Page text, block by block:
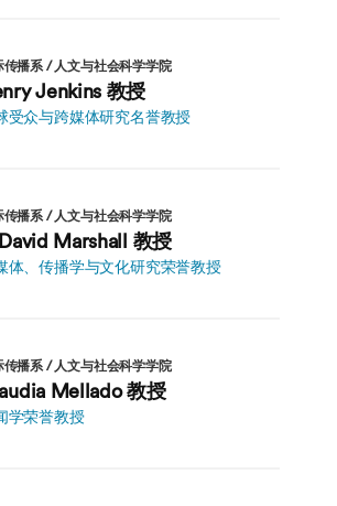
传播系 / 人文与社会科学学院
Jenkins 教授
受众与跨媒体研究名誉教授
传播系 / 人文与社会科学学院
David Marshall 教授
体、传播学与文化研究荣誉教授
传播系 / 人文与社会科学学院
Mellado 教授
学荣誉教授